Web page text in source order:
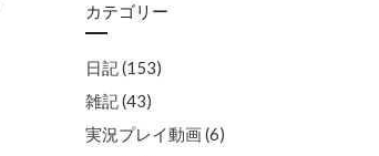
カテゴリー
日記 (153)
雑記 (43)
実況プレイ動画 (6)